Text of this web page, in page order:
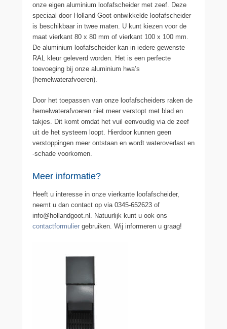
onze eigen aluminium loofafscheider met zeef. Deze
speciaal door Holland Goot ontwikkelde loofafscheider
is beschikbaar in twee maten. U kunt kiezen voor de
maat vierkant 80 x 80 mm of vierkant 100 x 100 mm.
De aluminium loofafscheider kan in iedere gewenste
RAL kleur geleverd worden. Het is een perfecte
toevoeging bij onze aluminium hwa’s
(hemelwaterafvoeren).
Door het toepassen van onze loofafscheiders raken de
hemelwaterafvoeren niet meer verstopt met blad en
takjes. Dit komt omdat het vuil eenvoudig via de zeef
uit de het systeem loopt. Hierdoor kunnen geen
verstoppingen meer ontstaan en wordt wateroverlast en
-schade voorkomen.
Meer informatie?
Heeft u interesse in onze vierkante loofafscheider,
neemt u dan contact op via 0345-652623 of
info@hollandgoot.nl. Natuurlijk kunt u ook ons
contactformulier gebruiken. Wij informeren u graag!